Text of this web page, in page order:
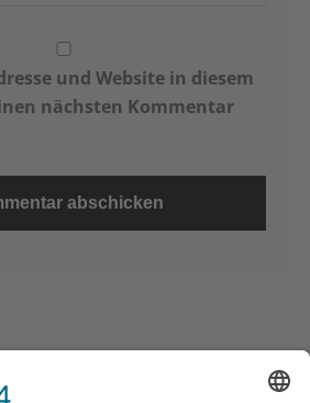
und Website in diesem
nächsten Kommentar